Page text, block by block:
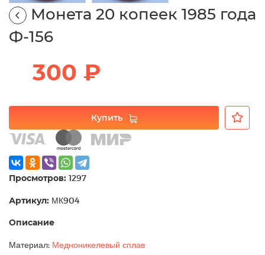
Монета 20 копеек 1985 года
Ф-156
300 ₽
Купить
Просмотров: 1297
Артикул: МК904
Описание
Материал: Медноникелевый сплав